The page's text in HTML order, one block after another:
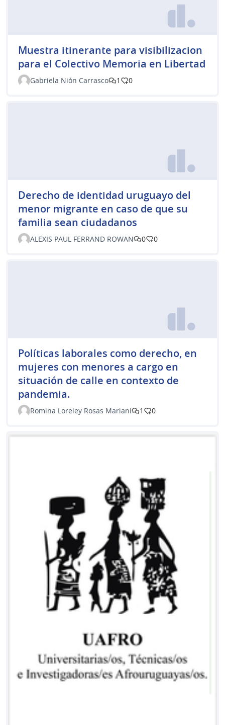
Muestra itinerante para visibilizacion
para el Colectivo Memoria en Libertad
Gabriela Nión Carrasco 1 0
Derecho de identidad uruguayo del
menor migrante en caso de que su
familia sean ciudadanos
ALEXIS PAUL FERRAND ROWAN 0 0
Políticas laborales como derecho, en
mujeres con menores a cargo en
situación de calle en contexto de
pandemia.
Romina Loreley Rosas Mariani 1 0